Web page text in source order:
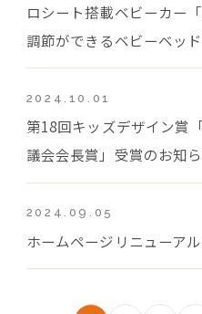
ロシート搭載ベビーカー
調節ができるベビーベッド
2024.10.01
第18回キッズデザイン賞
議会会長賞」受賞のお知
2024.09.05
ホームページリニューア